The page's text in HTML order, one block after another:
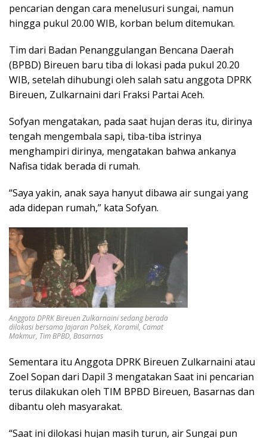
pencarian dengan cara menelusuri sungai, namun
hingga pukul 20.00 WIB, korban belum ditemukan.
Tim dari Badan Penanggulangan Bencana Daerah
(BPBD) Bireuen baru tiba di lokasi pada pukul 20.20
WIB, setelah dihubungi oleh salah satu anggota DPRK
Bireuen, Zulkarnaini dari Fraksi Partai Aceh.
Sofyan mengatakan, pada saat hujan deras itu, dirinya
tengah mengembala sapi, tiba-tiba istrinya
menghampiri dirinya, mengatakan bahwa ankanya
Nafisa tidak berada di rumah.
“Saya yakin, anak saya hanyut dibawa air sungai yang
ada didepan rumah,” kata Sofyan.
Anggota DPRK Bireuen Zulkarnaini sedang berada
dilokasi bersama Jajaran Polsek, Koramil, Camat
Makmur, Tim BPBD, Basarnas
Sementara itu Anggota DPRK Bireuen Zulkarnaini atau
Zoel Sopan dari Dapil 3 mengatakan Saat ini pencarian
terus dilakukan oleh TIM BPBD Bireuen, Basarnas dan
dibantu oleh masyarakat.
“Saat ini dilokasi hujan masih turun, air Sungai pun